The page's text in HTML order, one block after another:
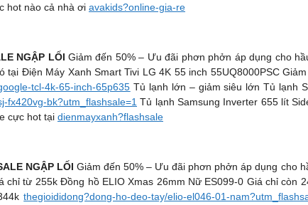
hot nào cả nhà ơi avakids?online-gia-re
NGẬP LỐIGiảm đến 50% – Ưu đãi phơn phởn áp dụng cho
tại Điện Máy Xanh Smart Tivi LG 4K 55 inch 55UQ8000PSC
tcl-4k-65-inch-65p635 Tủ lạnh lớn – giảm siêu lớn Tủ lạnh
fx420vg-bk?utm_flashsale=1 Tủ lạnh Samsung Inverter 655 lít
cực hot tại dienmayxanh?flashsale
NGẬP LỐIGiảm đến 50% – Ưu đãi phơn phởn áp dụng cho
từ 255k Đồng hồ ELIO Xmas 26mm Nữ ES099-0 Giá chỉ còn
thegioididong?dong-ho-deo-tay/elio-el046-01-